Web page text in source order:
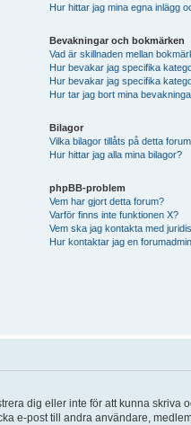
Hur hittar jag mina egna inlägg
Bevakningar och bokmärken
Vad är skillnaden mellan
Hur bevakar jag specifika
Hur bevakar jag specifika
Hur tar jag bort mina
Bilagor
Vilka bilagor tillåts på detta
Hur hittar jag alla mina bilagor?
phpBB-problem
Vem har gjort detta forum?
Varför finns inte funktionen X?
Vem ska jag kontakta med
Hur kontaktar jag en
dig eller inte för att kunna
e-post till andra användare,